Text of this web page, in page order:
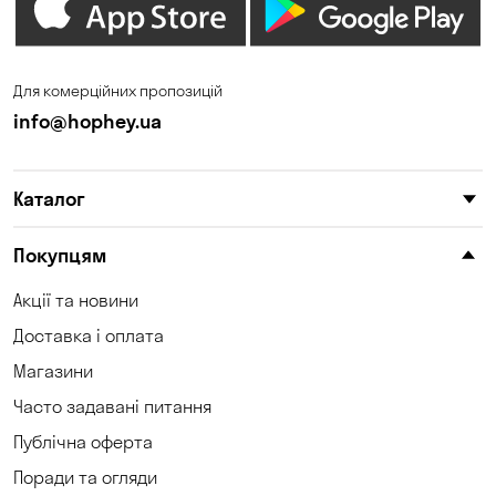
Дніпро Зазим’є
Кам'янське
Корсунці
Коцюбинське
Кривий Ріг
Кропивницький
Для комерційних пропозицій
info@hophey.ua
Каталог
Покупцям
Акції та новини
Доставка і оплата
Магазини
Часто задавані питання
Публічна оферта
Поради та огляди